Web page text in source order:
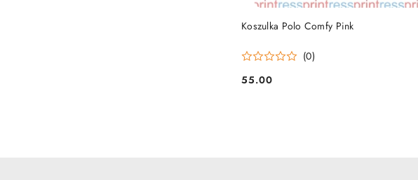
Koszulka Polo Comfy Pink
(0)
Cena:
55.00
DO KOSZYKA